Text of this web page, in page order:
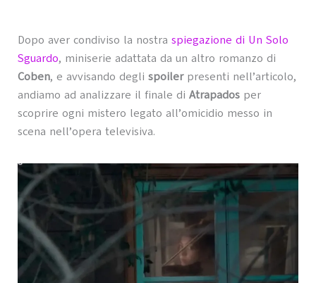
Dopo aver condiviso la nostra spiegazione di Un Solo
Sguardo, miniserie adattata da un altro romanzo di
Coben, e avvisando degli spoilerpresenti nell’articolo,
andiamo ad analizzare il finale di Atrapadosper
scoprire ogni mistero legato all’omicidio messo in
scena nell’opera televisiva.